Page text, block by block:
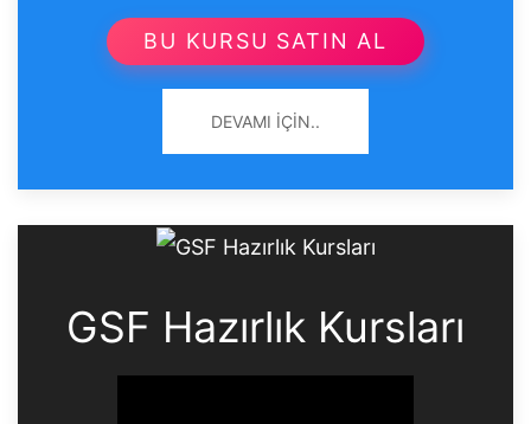
BU KURSU SATIN AL
DEVAMI İÇIN..
GSF Hazırlık Kursları